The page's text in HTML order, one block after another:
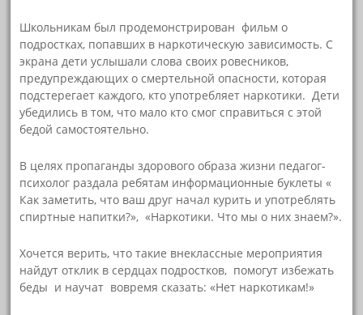
Школьникам был продемонстрирован фильм о
подростках, попавших в наркотическую зависимость. С
экрана дети услышали слова своих ровесников,
предупреждающих о смертельной опасности, которая
подстерегает каждого, кто употребляет наркотики. Дети
убедились в том, что мало кто смог справиться с этой
бедой самостоятельно.
В целях пропаганды здорового образа жизни педагог-
психолог раздала ребятам информационные буклеты «
Как заметить, что ваш друг начал курить и употреблять
спиртные напитки?», «Наркотики. Что мы о них знаем?».
Хочется верить, что такие внеклассные мероприятия
найдут отклик в сердцах подростков, помогут избежать
беды и научат вовремя сказать: «Нет наркотикам!»